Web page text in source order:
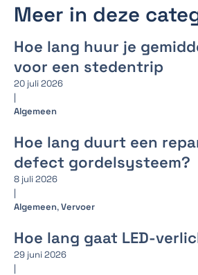
Meer in deze
Hoe lang huur je
voor een stedentrip
20 juli 2026
|
Algemeen
Hoe lang duurt een
defect gordelsysteem?
8 juli 2026
|
Algemeen,Vervoer
Hoe lang gaat LED-
29 juni 2026
|